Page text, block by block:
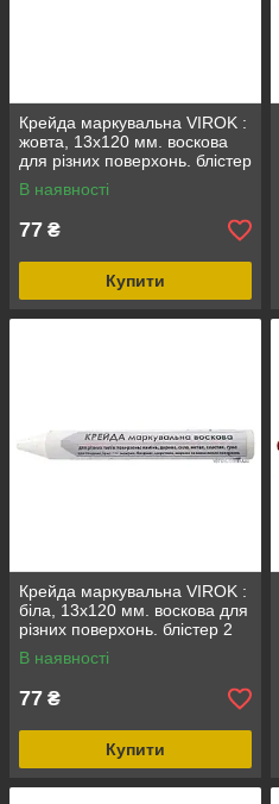
Крейда маркувальна VIROK :
жовта, 13x120 мм. воскова
для різних поверхонь. блістер
2 шт.
В наявності
77 ₴
Купити
Крейда маркувальна VIROK :
біла, 13x120 мм. воскова для
різних поверхонь. блістер 2
шт.
В наявності
77 ₴
Купити